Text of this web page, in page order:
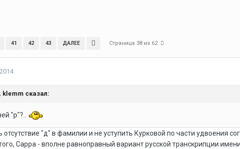
41 42 43 ДАЛЕЕ Страница 38 из 62
klemm сказал:
"р"?..
"д" в фамилии и не уступить Курковой по части удвоения
Сарра - вполне равноправный вариант русской транскрипции